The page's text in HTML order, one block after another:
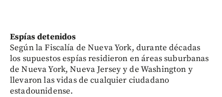
Espías detenidos
Según la Fiscalía de Nueva York, durante décadas
los supuestos espías residieron en áreas suburbanas
de Nueva York, Nueva Jersey y de Washington y
llevaron las vidas de cualquier ciudadano
estadounidense.